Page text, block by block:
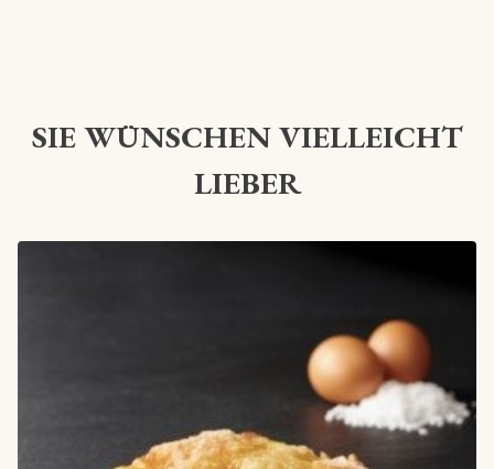
SIE WÜNSCHEN VIELLEICHT
LIEBER